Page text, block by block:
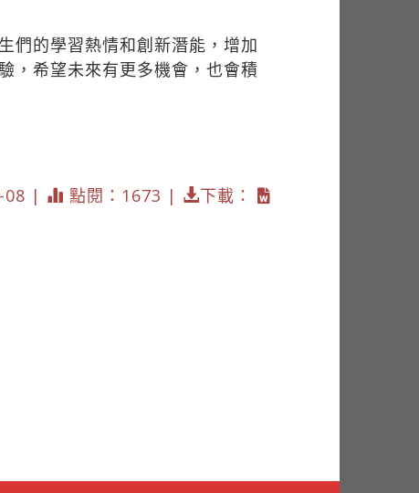
們的學習熱情和創新潛能，增加
，希望未來有更多機會，也會積
08 | 點閱：1673 | 下載：